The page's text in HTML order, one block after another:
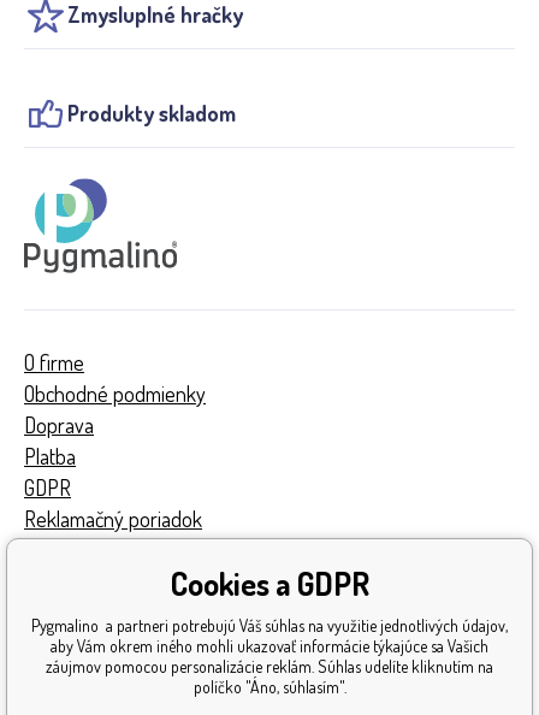
Zmysluplné hračky
Produkty skladom
O firme
Obchodné podmienky
Doprava
Platba
GDPR
Reklamačný poriadok
Získané ocenenia
Katalóg hračiek
Mapa stránok
Cookies a GDPR
Pygmalino a partneri potrebujú Váš súhlas na využitie jednotlivých údajov,
aby Vám okrem iného mohli ukazovať informácie týkajúce sa Vašich
záujmov pomocou personalizácie reklám. Súhlas udelíte kliknutím na
políčko "Áno, súhlasím".